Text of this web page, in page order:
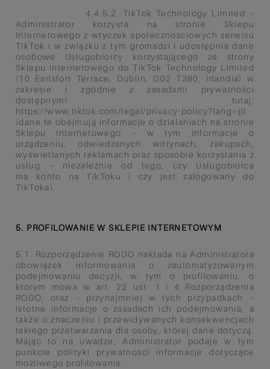
4.4.5.2. TikTok Technology Limited –
Administrator korzysta na stronie Sklepu
Internetowego z wtyczek społecznościowychserwisu
TikTok i w związku z tym gromadzi i udostępnia dane
osobowe Usługobiorcy korzystającego ze strony
Sklepu Internetowego do TikTok Technology Limited
(10 Earlsfort Terrace, Dublin, D02 T380, Irlandia) w
zakresie i zgodnie zzasadami prywatności
dostępnymi tutaj:
https://www.tiktok.com/legal/privacy-policy?lang=pl
(dane te obejmują informacje o działaniach na stronie
Sklepu Internetowego – w tym informacje o
urządzeniu, odwiedzanych witrynach,zakupach,
wyświetlanych reklamach oraz sposobie korzystania z
usług – niezależnie od tego, czy Usługobiorca
ma konto na TikToku i czy jest zalogowany do
TikToka).
5. PROFILOWANIE W SKLEPIE INTERNETOWYM
5.1. Rozporządzenie RODO nakłada na Administratora
obowiązek informowania o zautomatyzowanym
podejmowaniu decyzji, w tym o profilowaniu, o
którym mowa w art. 22 ust. 1 i 4 Rozporządzenia
RODO, oraz – przynajmniej w tych przypadkach –
istotne informacje o zasadach ich podejmowania, a
także o znaczeniu i przewidywanych konsekwencjach
takiego przetwarzania dla osoby, której dane dotyczą.
Mając to na uwadze, Administrator podaje w tym
punkcie polityki prywatności informacje dotyczące
możliwego profilowania.